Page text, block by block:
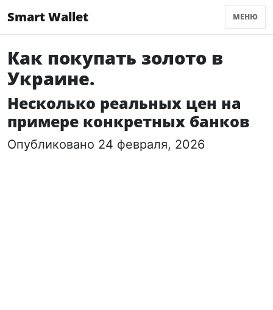
Smart Wallet МЕНЮ
Как покупать золото в
Украине.
Несколько реальных цен на
примере конкретных банков
Опубликовано 24 февраля, 2026